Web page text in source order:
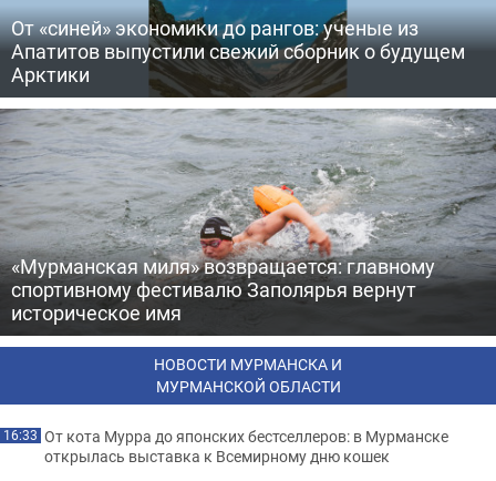
От «синей» экономики до рангов: ученые из
Апатитов выпустили свежий сборник о будущем
Арктики
«Мурманская миля» возвращается: главному
спортивному фестивалю Заполярья вернут
историческое имя
НОВОСТИ МУРМАНСКА И
МУРМАНСКОЙ ОБЛАСТИ
16:33 От кота Мурра до японских бестселлеров: в Мурманске
открылась выставка к Всемирному дню кошек